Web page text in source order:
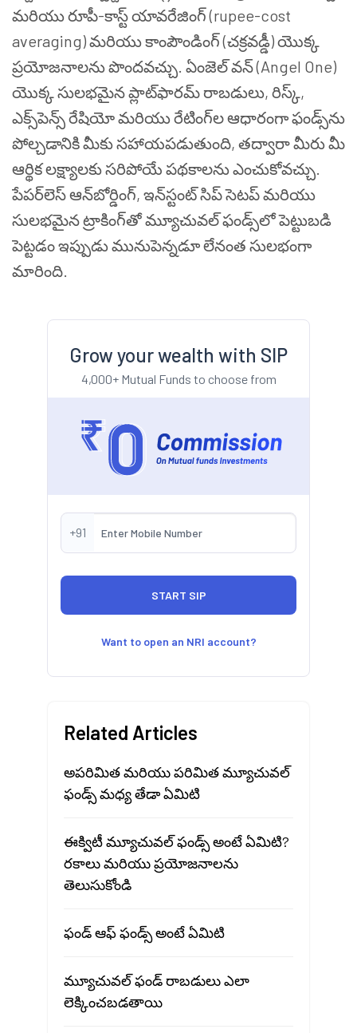
మరియు రూపీ-కాస్ట్ యావరేజింగ్ (rupee-cost
averaging) మరియు కాంపౌండింగ్ (చక్రవడ్డీ) యొక్క
ప్రయోజనాలను పొందవచ్చు. ఏంజెల్ వన్ (Angel One)
యొక్క సులభమైన ప్లాట్‌ఫారమ్ రాబడులు, రిస్క్,
ఎక్స్‌పెన్స్ రేషియో మరియు రేటింగ్‌ల ఆధారంగా ఫండ్స్‌ను
పోల్చడానికి మీకు సహాయపడుతుంది, తద్వారా మీరు మీ
ఆర్థిక లక్ష్యాలకు సరిపోయే పథకాలను ఎంచుకోవచ్చు.
పేపర్‌లెస్ ఆన్‌బోర్డింగ్, ఇన్‌స్టంట్ సిప్ సెటప్ మరియు
సులభమైన ట్రాకింగ్‌తో మ్యూచువల్ ఫండ్స్‌లో పెట్టుబడి
పెట్టడం ఇప్పుడు మునుపెన్నడూ లేనంత సులభంగా
మారింది.
Grow your wealth with SIP
4,000+ Mutual Funds to choose from
+91
Want to open an NRI account?
Related Articles
అపరిమిత మరియు పరిమిత మ్యూచువల్
ఫండ్స్ మధ్య తేడా ఏమిటి
ఈక్విటీ మ్యూచువల్ ఫండ్స్ అంటే ఏమిటి?
రకాలు మరియు ప్రయోజనాలను
తెలుసుకోండి
ఫండ్ ఆఫ్ ఫండ్స్ అంటే ఏమిటి
మ్యూచువల్ ఫండ్ రాబడులు ఎలా
లెక్కించబడతాయి